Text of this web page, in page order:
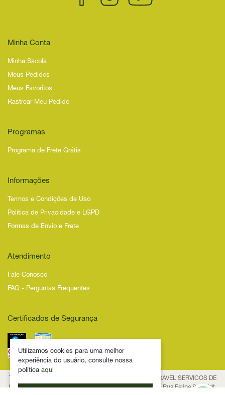
Minha Conta
Minha Sacola
Meus Pedidos
Meus Favoritos
Rastrear Meu Pedido
Programas
Programa de Frete Grátis
Informações
Termos e Condições de Uso
Política de Privacidade e LGPD
Formas de Envio e Frete
Atendimento
Fale Conosco
FAQ - Perguntas Frequentes
Certificados de Segurança
Todos os Direitos Reservados – 2025 – NOVIDADE SAUDAVEL SERVICOS DE
INTERNET LTDA - CNPJ 53.474.116/0001-29 Endereço: Rua Felipe Schmidt,
Utilizamos cookies para uma melhor
experiência do usuário, consulte nossa
política aqui